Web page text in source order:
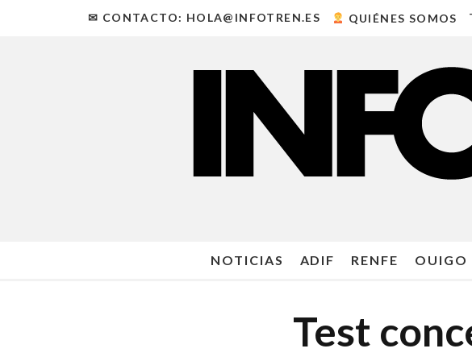
✉ CONTACTO: HOLA@INFOTREN.ES QUIÉNES SOMOS
NOTICIAS ADIF RENFE OUIGO
Test